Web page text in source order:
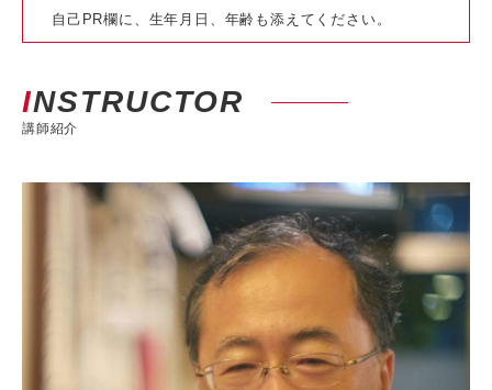
自己PR欄に、生年月日、年齢も添えてください。
INSTRUCTOR
講師紹介